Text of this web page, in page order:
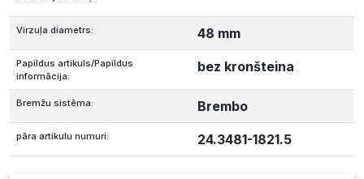
Virzuļa diametrs: 48 mm
Papildus artikuls/Papildus
informācija:
bez kronšteina
Bremžu sistēma: Brembo
pāra artikulu numuri: 24.3481-1821.5